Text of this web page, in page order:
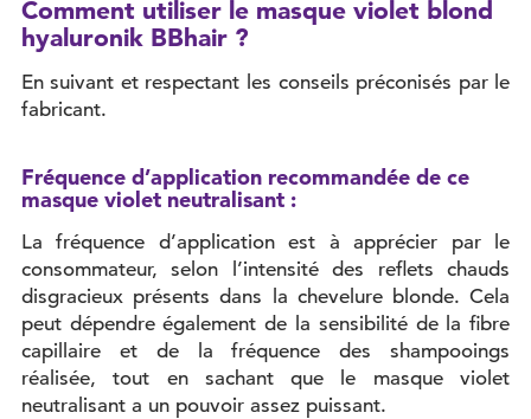
Comment utiliser le masque violet blond
hyaluronik BBhair ?
En suivant et respectant les conseils préconisés par le
fabricant.
Fréquence d’application recommandée de ce
masque violet neutralisant :
La fréquence d’application est à apprécier par le
consommateur, selon l’intensité des reflets chauds
disgracieux présents dans la chevelure blonde. Cela
peut dépendre également de la sensibilité de la fibre
capillaire et de la fréquence des shampooings
réalisée, tout en sachant que le masque violet
neutralisant a un pouvoir assez puissant.